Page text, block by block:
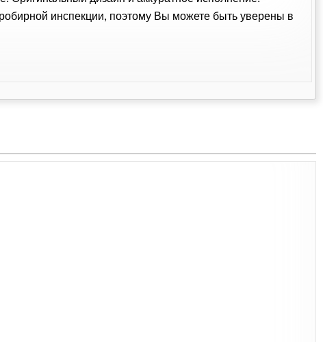
инспекции, поэтому Вы можете быть уверены в